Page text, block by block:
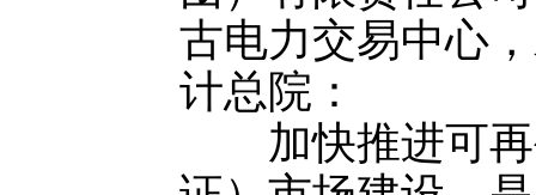
古电力交易中心
计总院：
加快推进可再